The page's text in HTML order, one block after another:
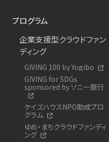
プログラム
企業支援型クラウドファン
ディング
GIVING 100 by Yogibo
GIVING for SDGs
sponsored by ソニー銀行
ケイズハウスNPO助成プロ
グラム
ゆめ・まちクラウドファンディ
ング